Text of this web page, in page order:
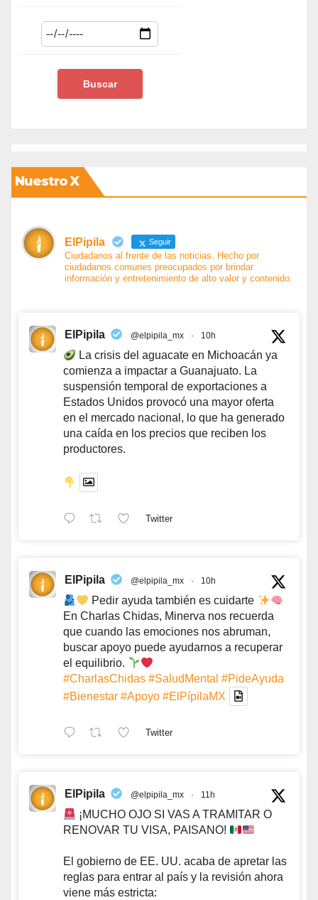
Nuestro X
ElPipila Seguir
Ciudadanos al frente de las noticias. Hecho por
ciudadanos comunes preocupados por brindar
información y entretenimiento de alto valor y contenido.
ElPipila @elpipila_mx · 10h
La crisis del aguacate en Michoacán ya
comienza a impactar a Guanajuato. La
suspensión temporal de exportaciones a
Estados Unidos provocó una mayor oferta
en el mercado nacional, lo que ha generado
una caída en los precios que reciben los
productores.
Twitter
ElPipila @elpipila_mx · 10h
Pedir ayuda también es cuidarte
En Charlas Chidas, Minerva nos recuerda
que cuando las emociones nos abruman,
buscar apoyo puede ayudarnos a recuperar
el equilibrio.
#CharlasChidas #SaludMental #PideAyuda
#Bienestar #Apoyo #ElPípilaMX
Twitter
ElPipila @elpipila_mx · 11h
¡MUCHO OJO SI VAS A TRAMITAR O
RENOVAR TU VISA, PAISANO!
El gobierno de EE. UU. acaba de apretar las
reglas para entrar al país y la revisión ahora
viene más estricta: